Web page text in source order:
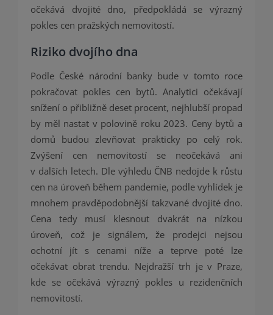
očekává dvojité dno, předpokládá se výrazný
pokles cen pražských nemovitostí.
Riziko dvojího dna
Podle České národní banky bude v tomto roce
pokračovat pokles cen bytů. Analytici očekávají
snížení o přibližně deset procent, nejhlubší propad
by měl nastat v polovině roku 2023. Ceny bytů a
domů budou zlevňovat prakticky po celý rok.
Zvýšení cen nemovitostí se neočekává ani
v dalších letech. Dle výhledu ČNB nedojde k růstu
cen na úroveň během pandemie, podle vyhlídek je
mnohem pravděpodobnější takzvané dvojité dno.
Cena tedy musí klesnout dvakrát na nízkou
úroveň, což je signálem, že prodejci nejsou
ochotní jít s cenami níže a teprve poté lze
očekávat obrat trendu. Nejdražší trh je v Praze,
kde se očekává výrazný pokles u rezidenčních
nemovitostí.